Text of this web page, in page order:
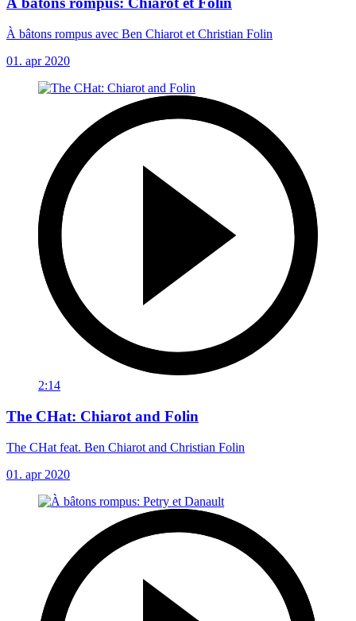
À bâtons rompus avec Ben Chiarot et Christian Folin
01. apr 2020
2:14
The CHat: Chiarot and Folin
The CHat feat. Ben Chiarot and Christian Folin
01. apr 2020